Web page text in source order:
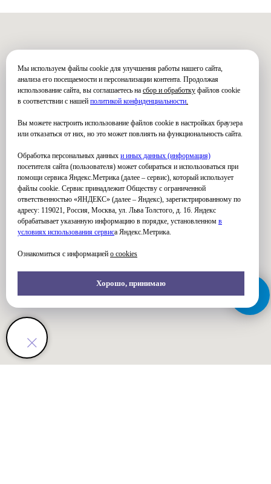
Мы используем файлы cookie для улучшения работы нашего сайта,
анализа его посещаемости и персонализации контента. Продолжая
использование сайта, вы соглашаетесь на сбор и обработку файлов cookie
в соответствии с нашей политикой конфиденциальности.
Вы можете настроить использование файлов cookie в настройках браузера
или отказаться от них, но это может повлиять на функциональность сайта.
Обработка персональных данных и иных данных (информация)
посетителя сайта (пользователя) может собираться и использоваться при
помощи сервиса Яндекс.Метрика (далее – сервис), который использует
файлы cookie. Сервис принадлежит Обществу с ограниченной
ответственностью «ЯНДЕКС» (далее – Яндекс), зарегистрированному по
адресу: 119021, Россия, Москва, ул. Льва Толстого, д. 16. Яндекс
обрабатывает указанную информацию в порядке, установленном в
условиях использования сервиса Яндекс.Метрика.
Ознакомиться с информацией о cookies
Хорошо, принимаю